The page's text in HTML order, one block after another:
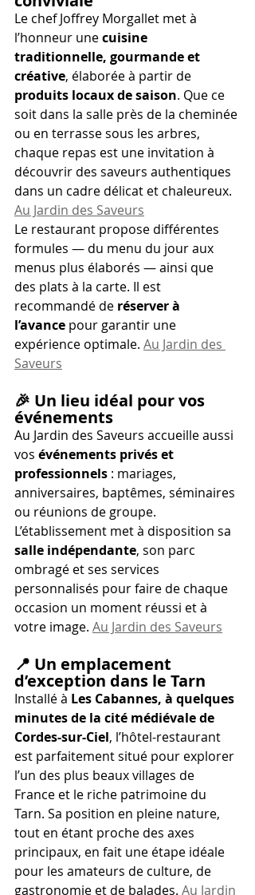
Le chef Joffrey Morgallet met à
l’honneur une cuisine
traditionnelle, gourmande et
créative, élaborée à partir de
produits locaux de saison. Que ce
soit dans la salle près de la cheminée
ou en terrasse sous les arbres,
chaque repas est une invitation à
découvrir des saveurs authentiques
dans un cadre délicat et chaleureux.
Au Jardin des Saveurs
Le restaurant propose différentes
formules — du menu du jour aux
menus plus élaborés — ainsi que
des plats à la carte. Il est
recommandé de réserver à
l’avance pour garantir une
expérience optimale. Au Jardin des
Saveurs
🎉 Un lieu idéal pour vos
événements
Au Jardin des Saveurs accueille aussi
vos événements privés et
professionnels : mariages,
anniversaires, baptêmes, séminaires
ou réunions de groupe.
L’établissement met à disposition sa
salle indépendante, son parc
ombragé et ses services
personnalisés pour faire de chaque
occasion un moment réussi et à
votre image. Au Jardin des Saveurs
📍 Un emplacement
d’exception dans le Tarn
Installé à Les Cabannes, à quelques
minutes de la cité médiévale de
Cordes-sur-Ciel, l’hôtel-restaurant
est parfaitement situé pour explorer
l’un des plus beaux villages de
France et le riche patrimoine du
Tarn. Sa position en pleine nature,
tout en étant proche des axes
principaux, en fait une étape idéale
pour les amateurs de culture, de
gastronomie et de balades. Au Jardin